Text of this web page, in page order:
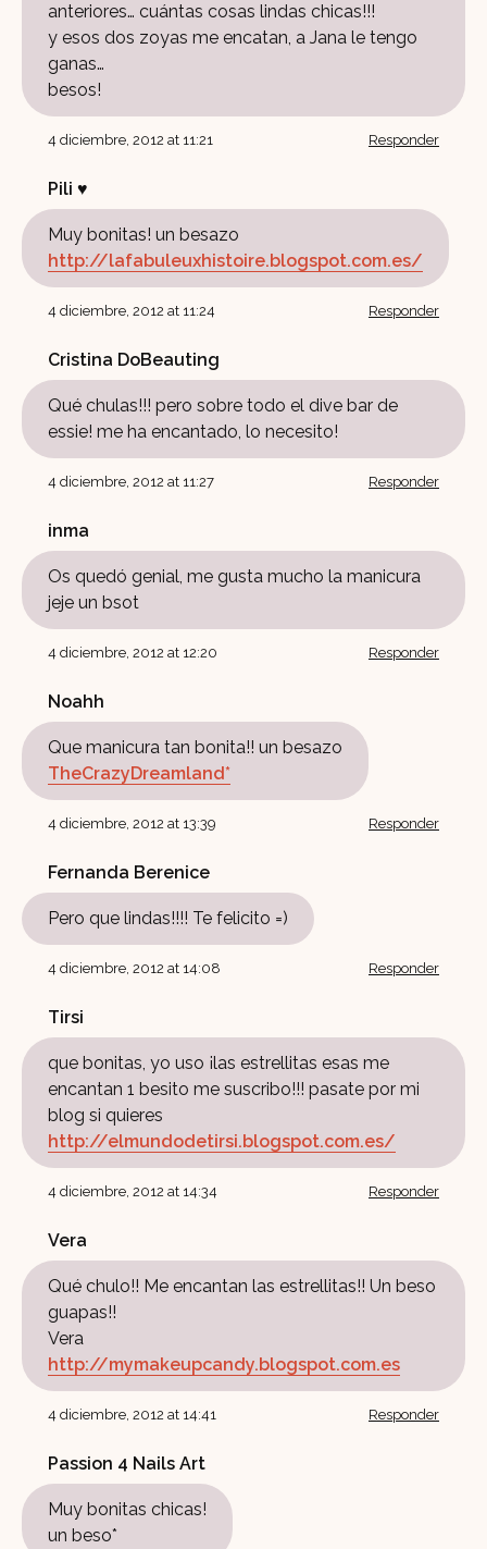
anteriores… cuántas cosas lindas chicas!!!
y esos dos zoyas me encatan, a Jana le tengo
ganas…
besos!
4 diciembre, 2012 at 11:21 Responder
Pili ♥
Muy bonitas! un besazo
http://lafabuleuxhistoire.blogspot.com.es/
4 diciembre, 2012 at 11:24 Responder
Cristina DoBeauting
Qué chulas!!! pero sobre todo el dive bar de
essie! me ha encantado, lo necesito!
4 diciembre, 2012 at 11:27 Responder
inma
Os quedó genial, me gusta mucho la manicura
jeje un bsot
4 diciembre, 2012 at 12:20 Responder
Noahh
Que manicura tan bonita!! un besazo
TheCrazyDreamland*
4 diciembre, 2012 at 13:39 Responder
Fernanda Berenice
Pero que lindas!!!! Te felicito =)
4 diciembre, 2012 at 14:08 Responder
Tirsi
que bonitas, yo uso ¡las estrellitas esas me
encantan 1 besito me suscribo!!! pasate por mi
blog si quieres
http://elmundodetirsi.blogspot.com.es/
4 diciembre, 2012 at 14:34 Responder
Vera
Qué chulo!! Me encantan las estrellitas!! Un beso
guapas!!
Vera
http://mymakeupcandy.blogspot.com.es
4 diciembre, 2012 at 14:41 Responder
Passion 4 Nails Art
Muy bonitas chicas!
un beso*